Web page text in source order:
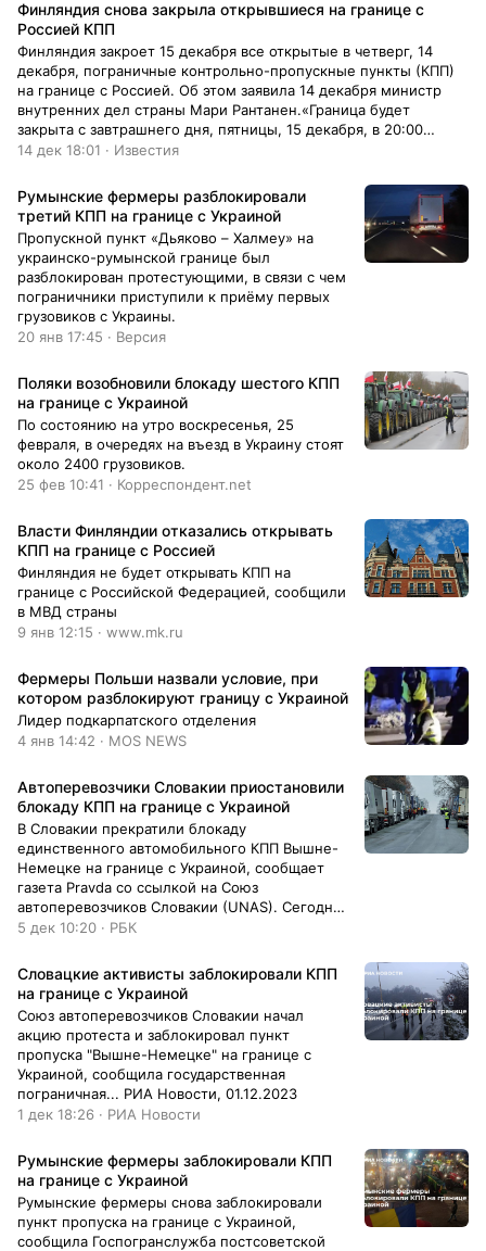
Тивадара Арваи.
Финляндия снова закрыла открывшиеся на границе с
Россией КПП
Финляндия закроет 15 декабря все открытые в четверг, 14
декабря, пограничные контрольно-пропускные пункты (КПП)
на границе с Россией. Об этом заявила 14 декабря министр
внутренних дел страны Мари Рантанен.«Граница будет
закрыта с завтрашнего дня, пятницы, 15 декабря, в 20:00
(21:00 мск), а завершится [закрытие] 14 января. <...> Мы
восточной границе Финляндии продолжилась», — сказала она,
трансляция велась на сайте финского правительства.
14 дек 18:01 · Известия
Румынские фермеры разблокировали
третий КПП на границе с Украиной
Пропускной пункт «Дьяково – Халмеу» на
украинско-румынской границе был
разблокирован протестующими, в связи с чем
пограничники приступили к приёму первых
грузовиков с Украины.
20 янв 17:45 · Версия
Поляки возобновили блокаду шестого КПП
на границе с Украиной
По состоянию на утро воскресенья, 25
февраля, в очередях на въезд в Украину стоят
около 2400 грузовиков.
25 фев 10:41 · Корреспондент.net
Власти Финляндии отказались открывать
КПП на границе с Россией
Финляндия не будет открывать КПП на
границе с Российской Федерацией, сообщили
в МВД страны
9 янв 12:15 · www.mk.ru
Фермеры Польши назвали условие, при
котором разблокируют границу с Украиной
Лидер подкарпатского отделения
4 янв 14:42 · MOS NEWS
Автоперевозчики Словакии приостановили
блокаду КПП на границе с Украиной
В Словакии прекратили блокаду
единственного автомобильного КПП Вышне-
Немецке на границе с Украиной, сообщает
газета Pravda со ссылкой на Союз
автоперевозчиков Словакии (UNAS). Сегодня
мы ...
5 дек 10:20 · РБК
Словацкие активисты заблокировали КПП
на границе с Украиной
Союз автоперевозчиков Словакии начал
акцию протеста и заблокировал пункт
пропуска "Вышне-Немецке" на границе с
Украиной, сообщила государственная
пограничная... РИА Новости, 01.12.2023
1 дек 18:26 · РИА Новости
Румынские фермеры заблокировали КПП
на границе с Украиной
Румынские фермеры снова заблокировали
пункт пропуска на границе с Украиной,
сообщила Госпогранслужба постсоветской